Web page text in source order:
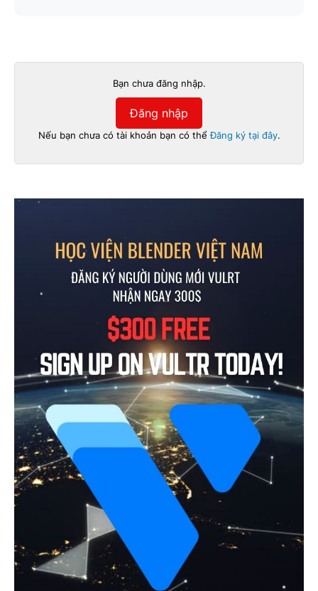
Bạn chưa đăng nhập.
Đăng nhập
Nếu bạn chưa có tài khoản bạn có thểĐăng ký tại đây.